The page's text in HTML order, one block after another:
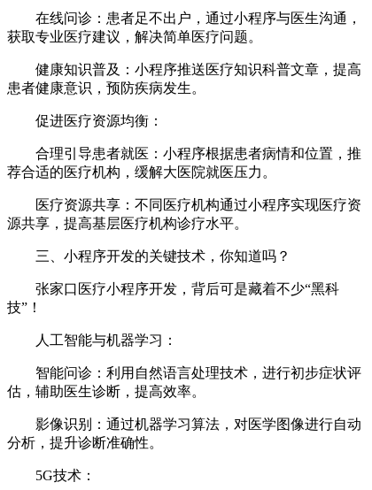
在线问诊：患者足不出户，通过小程序与医生沟通，
获取专业医疗建议，解决简单医疗问题。
健康知识普及：小程序推送医疗知识科普文章，提高
患者健康意识，预防疾病发生。
促进医疗资源均衡：
合理引导患者就医：小程序根据患者病情和位置，推
荐合适的医疗机构，缓解大医院就医压力。
医疗资源共享：不同医疗机构通过小程序实现医疗资
源共享，提高基层医疗机构诊疗水平。
三、小程序开发的关键技术，你知道吗？
张家口医疗小程序开发，背后可是藏着不少“黑科
技”！
人工智能与机器学习：
智能问诊：利用自然语言处理技术，进行初步症状评
估，辅助医生诊断，提高效率。
影像识别：通过机器学习算法，对医学图像进行自动
分析，提升诊断准确性。
5G技术：